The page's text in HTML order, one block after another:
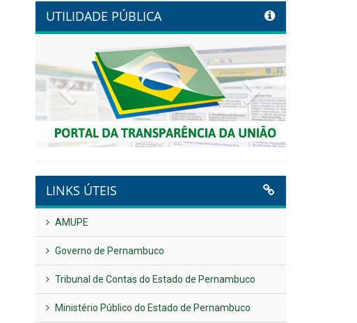
UTILIDADE PÚBLICA
Previous Next
LINKS ÚTEIS
AMUPE
Governo de Pernambuco
Tribunal de Contas do Estado de Pernambuco
Ministério Público do Estado de Pernambuco